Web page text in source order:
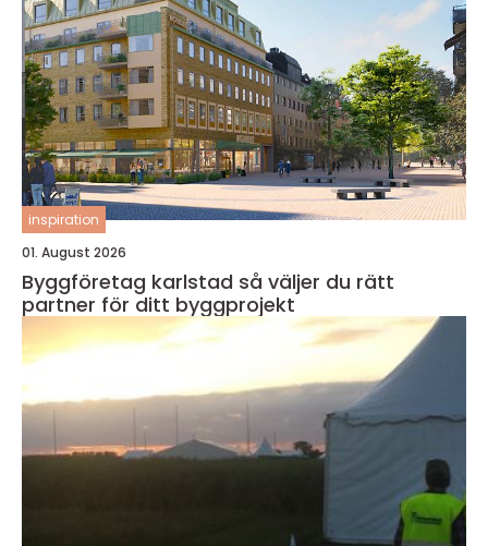
inspiration
01. August 2026
Byggföretag karlstad så väljer du rätt
partner för ditt byggprojekt